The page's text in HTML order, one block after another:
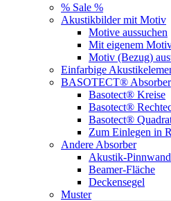
% Sale %
Akustikbilder mit Motiv
Motive aussuchen
Mit eigenem
Motiv (Bezug)
Einfarbige
BASOTECT®
Basotect® Kreise
Basotect®
Basotect®
Zum Einlegen in
Andere Absorber
Akustik-Pinnwand
Beamer-Fläche
Deckensegel
Muster